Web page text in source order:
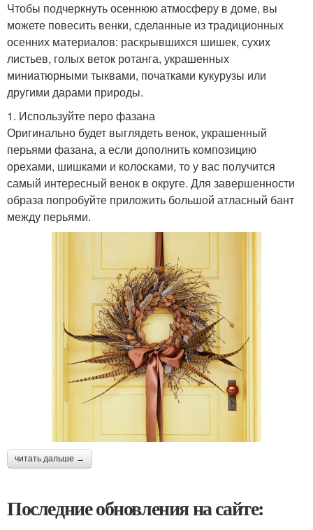
Чтобы подчеркнуть осеннюю атмосферу в доме, вы
можете повесить венки, сделанные из традиционных
осенних материалов: раскрывшихся шишек, сухих
листьев, голых веток ротанга, украшенных
миниатюрными тыквами, початками кукурузы или
другими дарами природы.
1. Используйте перо фазана
Оригинально будет выглядеть венок, украшенный
перьями фазана, а если дополнить композицию
орехами, шишками и колосками, то у вас получится
самый интересный венок в округе. Для завершенности
образа попробуйте приложить большой атласный бант
между перьями.
читать дальше →
Последние обновления на сайте: